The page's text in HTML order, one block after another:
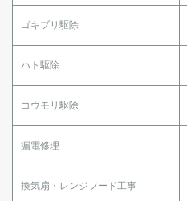
ゴキブリ駆除
ハト駆除
コウモリ駆除
漏電修理
換気扇・レンジフード工事